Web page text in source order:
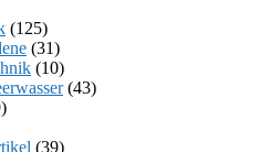
(125)
(31)
(10)
(43)
(39)